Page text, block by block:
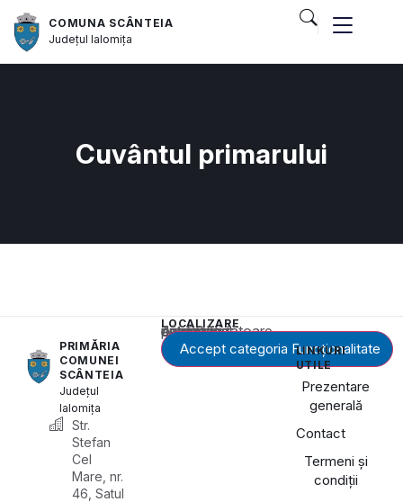
COMUNA SCÂNTEIA
JudețulIalomița
Cuvântul primarului
PRIMĂRIA
COMUNEI
SCÂNTEIA
Județul
Ialomița
Str.
Stefan
Cel
Mare, nr.
46, Satul
LOCALIZARE
Acest conținut este blocat până când acceptați categoria corespunzătoare de cookie-uri.
Accept categoria Funcționalitate
LINKURI
UTILE
Prezentare
generală
Contact
Termeni și
condiții